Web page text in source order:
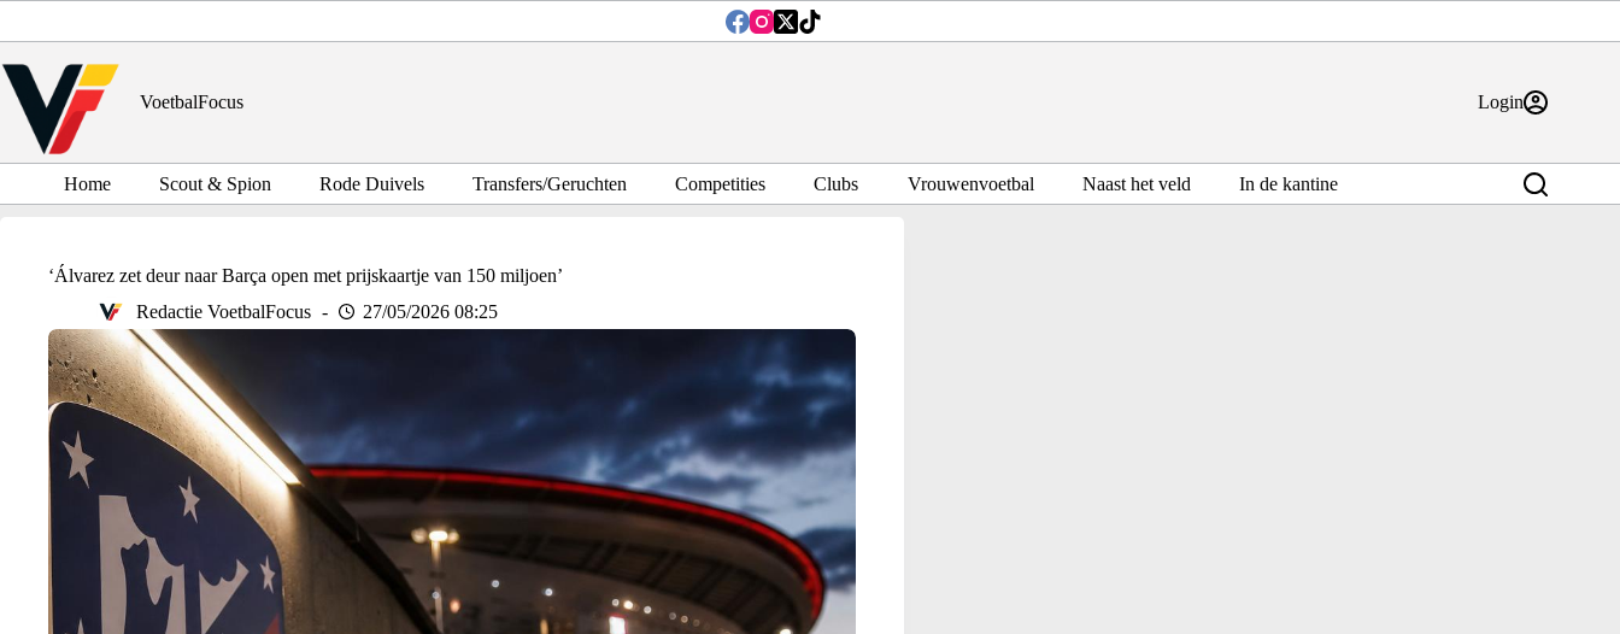
inhoud
VoetbalFocus
Login
Home Scout & Spion Rode Duivels Transfers/Geruchten Competities Clubs Vrouwenvoetbal Naast het veld In de kantine
‘Álvarez zet deur naar Barça open met prijskaartje van 150 miljoen’
Redactie VoetbalFocus
27/05/2026 08:25